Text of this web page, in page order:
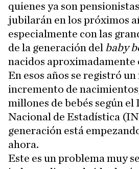
quienes ya son
jubilarán en los próximos
especialmente con las
de la generación del baby
nacidos aproximadamente
En esos años se registró
incremento de
millones de bebés según
Nacional de Estadística
generación está
ahora.
Este es un problema muy